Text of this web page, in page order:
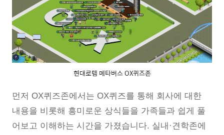
현대로템 메타버스 OX퀴즈존
먼저 OX퀴즈존에서는 OX퀴즈를 통해 회사에 대한
내용을 비롯해 흥미로운 상식들을 가족들과 쉽게 풀
어보고 이해하는 시간을 가졌습니다. 실내·견학존에